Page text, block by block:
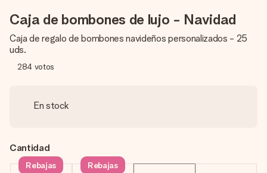
Caja de bombones de lujo - Navidad
Caja de regalo de bombones navideños personalizados - 25
uds.
284 votos
En stock
Cantidad
Rebajas Rebajas